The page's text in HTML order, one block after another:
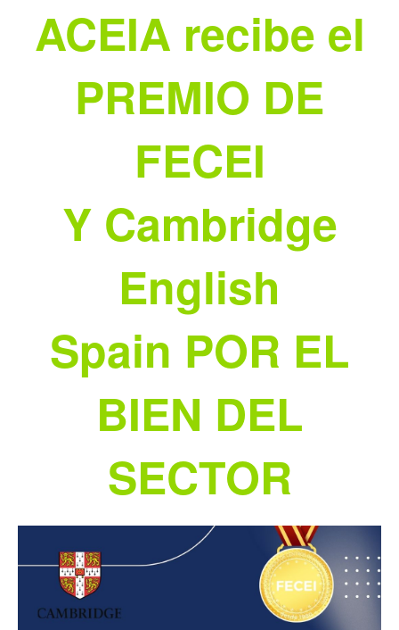
ACEIA recibe el
PREMIO DE
FECEI
Y Cambridge
English
Spain POR EL
BIEN DEL
SECTOR